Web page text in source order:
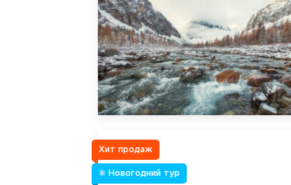
Хит продаж
❄ Новогодний тур